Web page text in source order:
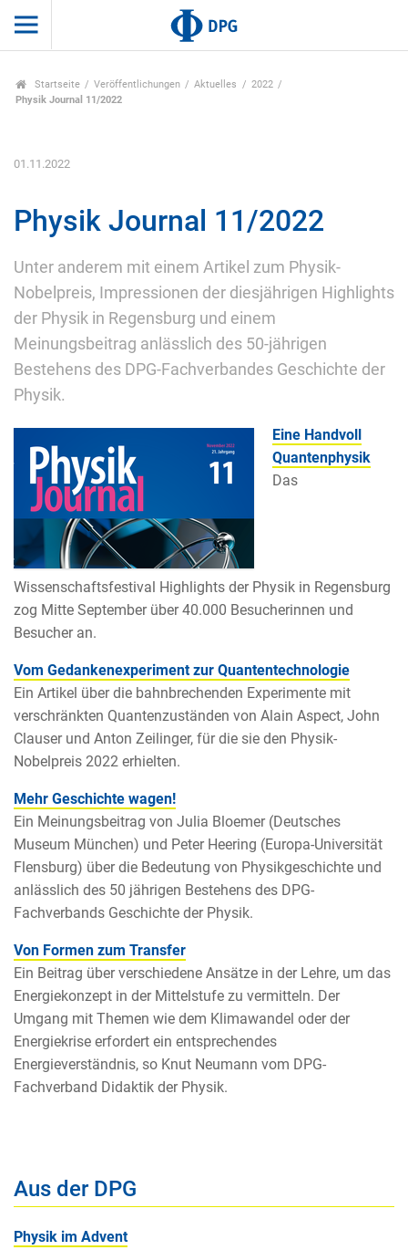
Startseite Veröffentlichungen Aktuelles
2022
Physik Journal 11/2022
01.11.2022
Physik Journal 11/2022
Unter anderem mit einem Artikel zum Physik-
Nobelpreis, Impressionen der diesjährigen Highlights
der Physik in Regensburg und einem
Meinungsbeitrag anlässlich des 50-jährigen
Bestehens des DPG-Fachverbandes Geschichte der
Physik.
Eine Handvoll
Quantenphysik
Das
Wissenschaftsfestival Highlights der Physik in Regensburg
zog Mitte September über 40.000 Besucherinnen und
Besucher an.
Vom Gedankenexperiment zur Quantentechnologie
Ein Artikel über die bahnbrechenden Experimente mit
verschränkten Quantenzuständen von Alain Aspect, John
Clauser und Anton Zeilinger, für die sie den Physik-
Nobelpreis 2022 erhielten.
Mehr Geschichte wagen!
Ein Meinungsbeitrag von Julia Bloemer (Deutsches
Museum München) und Peter Heering (Europa-Universität
Flensburg) über die Bedeutung von Physikgeschichte und
anlässlich des 50 jährigen Bestehens des DPG-
Fachverbands Geschichte der Physik.
Von Formen zum Transfer
Ein Beitrag über verschiedene Ansätze in der Lehre, um das
Energiekonzept in der Mittelstufe zu vermitteln. Der
Umgang mit Themen wie dem Klimawandel oder der
Energiekrise erfordert ein entsprechendes
Energieverständnis, so Knut Neumann vom DPG-
Fachverband Didaktik der Physik.
Aus der DPG
Physik im Advent